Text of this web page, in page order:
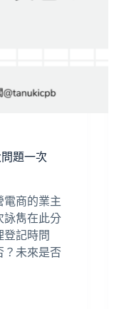
題一次
電商的業主
詠雋在此分
登記時問
？未來是否